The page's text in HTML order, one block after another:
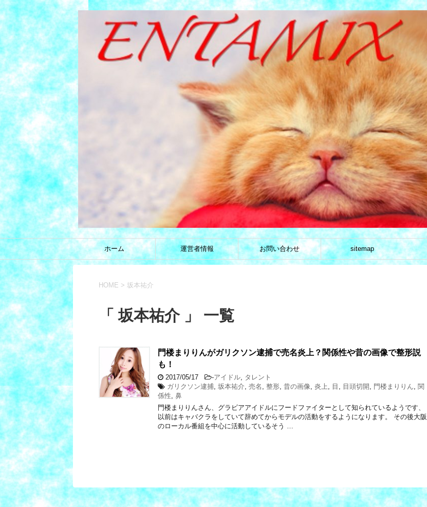
ホーム 運営者情報 お問い合わせ sitemap
HOME > 坂本祐介
「 坂本祐介 」 一覧
門楼まりりんがガリクソン逮捕で売名炎上？関係性や昔の画像で整形説
も！
2017/05/17 -アイドル
タレント
ガリクソン逮捕 坂本祐介 売名 整形 昔の画像 炎上 目 目頭切開 門楼まりりん
関
係性 鼻
門楼まりりんさん、グラビアアイドルにフードファイターとして知られているようです、
以前はキャバクラをしていて辞めてからモデルの活動をするようになります。 その後大阪
のローカル番組を中心に活動しているそう …